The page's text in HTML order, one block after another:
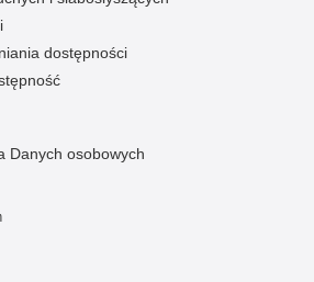
dostępności
Danych osobowych